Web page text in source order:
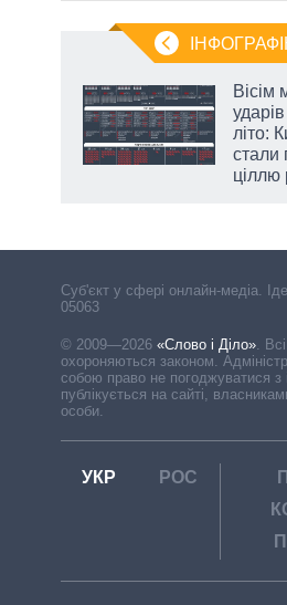
Вісім
літо:
стали
Cуб'єкт у сфері онлайн-медіа.
05063
© 2009—2026 «Слово і Діло».
охороняються законом.
собою право не погоджуватися з
публікується на сайті,
особи.
УКР РОС